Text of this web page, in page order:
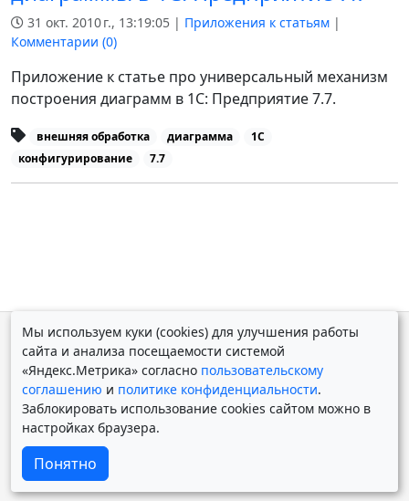
31 окт. 2010 г., 13:19:05 | Приложения к статьям |
Комментарии (0)
Приложение к статье про универсальный механизм
построения диаграмм в 1С: Предприятие 7.7.
внешняя обработка диаграмма
1С
конфигурирование
7.7
Мы используем куки (cookies) для улучшения работы
сайта и анализа посещаемости системой
«Яндекс.Метрика» согласно пользовательскому
соглашению и политике конфиденциальности.
Заблокировать использование cookies сайтом можно в
настройках браузера.
Понятно
© Дмитрий Косолапов 2007 — 2026.Старая версия
Powered byYii Framework